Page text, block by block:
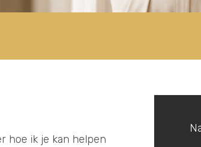
hoe ik je kan helpen